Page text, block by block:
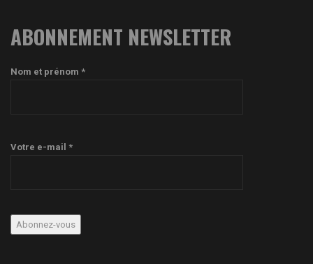
ABONNEMENT NEWSLETTER
Nom et prénom *
Votre e-mail *